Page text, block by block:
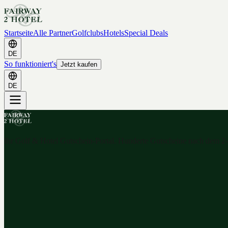
StartseiteAlle PartnerGolfclubsHotelsSpecial Deals
DE
So funktioniert's Jetzt kaufen
DE